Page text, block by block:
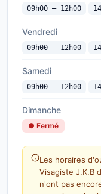
09h00 — 12h00
Vendredi
09h00 — 12h00
Samedi
09h00 — 12h00
Dimanche
● Fermé
Les horaires
Visagiste J.K.B
n'ont pas